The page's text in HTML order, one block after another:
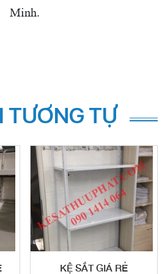
Minh.
TƯƠNG TỰ
KỆ SẮT GIÁ RẺ